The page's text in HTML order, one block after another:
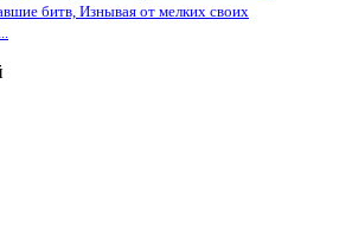
битв, Изнывая от мелких своих